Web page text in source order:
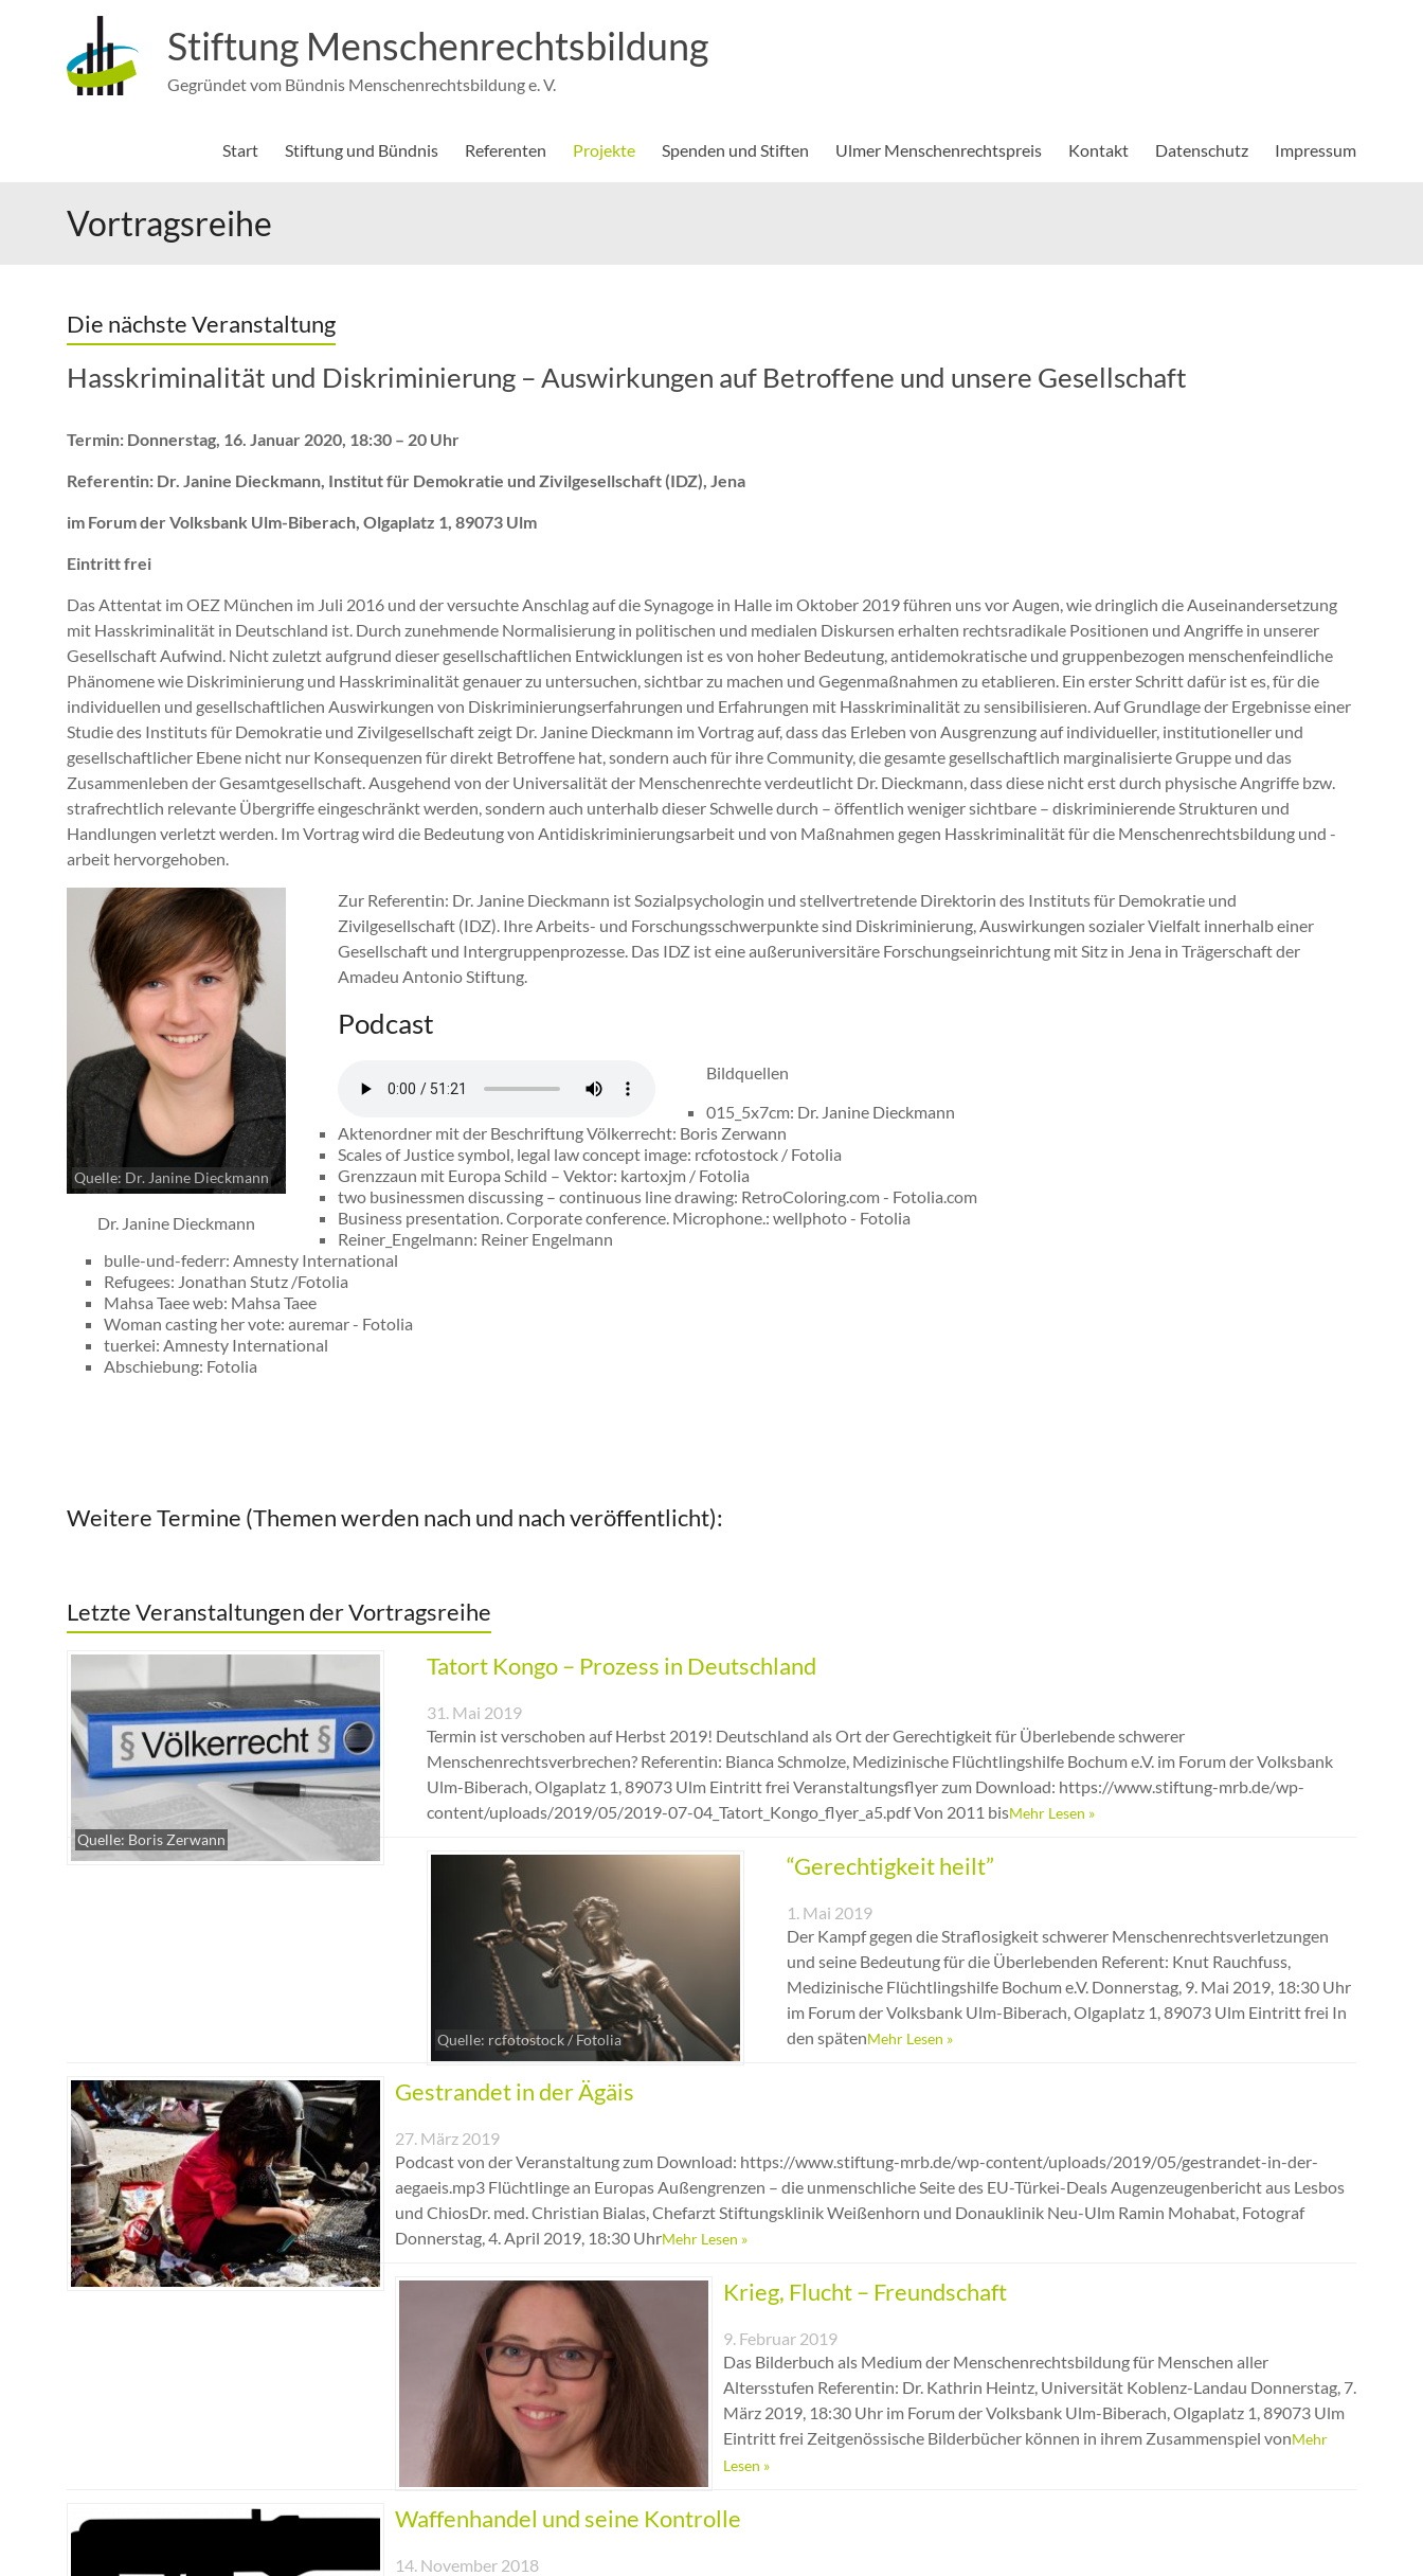
Stiftung Menschenrechtsbildung
Gegründet vom Bündnis Menschenrechtsbildung e. V.
Start Stiftung und Bündnis Referenten Projekte Spenden und Stiften Ulmer Menschenrechtspreis Kontakt Datenschutz Impressum
Vortragsreihe
Die nächste Veranstaltung
Hasskriminalität und Diskriminierung – Auswirkungen auf Betroffene und unsere Gesellschaft
Termin: Donnerstag, 16. Januar 2020, 18:30 – 20 Uhr
Referentin: Dr. Janine Dieckmann, Institut für Demokratie und Zivilgesellschaft (IDZ), Jena
im Forum der Volksbank Ulm-Biberach, Olgaplatz 1, 89073 Ulm
Eintritt frei
Das Attentat im OEZ München im Juli 2016 und der versuchte Anschlag auf die Synagoge in Halle im Oktober 2019 führen uns vor Augen, wie dringlich die Auseinandersetzung
mit Hasskriminalität in Deutschland ist. Durch zunehmende Normalisierung in politischen und medialen Diskursen erhalten rechtsradikale Positionen und Angriffe in unserer
Gesellschaft Aufwind. Nicht zuletzt aufgrund dieser gesellschaftlichen Entwicklungen ist es von hoher Bedeutung, antidemokratische und gruppenbezogen menschenfeindliche
Phänomene wie Diskriminierung und Hasskriminalität genauer zu untersuchen, sichtbar zu machen und Gegenmaßnahmen zu etablieren. Ein erster Schritt dafür ist es, für die
individuellen und gesellschaftlichen Auswirkungen von Diskriminierungserfahrungen und Erfahrungen mit Hasskriminalität zu sensibilisieren. Auf Grundlage der Ergebnisse einer
Studie des Instituts für Demokratie und Zivilgesellschaft zeigt Dr. Janine Dieckmann im Vortrag auf, dass das Erleben von Ausgrenzung auf individueller, institutioneller und
gesellschaftlicher Ebene nicht nur Konsequenzen für direkt Betroffene hat, sondern auch für ihre Community, die gesamte gesellschaftlich marginalisierte Gruppe und das
Zusammenleben der Gesamtgesellschaft. Ausgehend von der Universalität der Menschenrechte verdeutlicht Dr. Dieckmann, dass diese nicht erst durch physische Angriffe bzw.
strafrechtlich relevante Übergriffe eingeschränkt werden, sondern auch unterhalb dieser Schwelle durch – öffentlich weniger sichtbare – diskriminierende Strukturen und
Handlungen verletzt werden. Im Vortrag wird die Bedeutung von Antidiskriminierungsarbeit und von Maßnahmen gegen Hasskriminalität für die Menschenrechtsbildung und -
arbeit hervorgehoben.
Quelle: Dr. Janine Dieckmann
Dr. Janine Dieckmann
Zur Referentin: Dr. Janine Dieckmann ist Sozialpsychologin und stellvertretende Direktorin des Instituts für Demokratie und
Zivilgesellschaft (IDZ). Ihre Arbeits- und Forschungsschwerpunkte sind Diskriminierung, Auswirkungen sozialer Vielfalt innerhalb einer
Gesellschaft und Intergruppenprozesse. Das IDZ ist eine außeruniversitäre Forschungseinrichtung mit Sitz in Jena in Trägerschaft der
Amadeu Antonio Stiftung.
Podcast
Bildquellen
015_5x7cm: Dr. Janine Dieckmann
Aktenordner mit der Beschriftung Völkerrecht: Boris Zerwann
Scales of Justice symbol, legal law concept image: rcfotostock / Fotolia
Grenzzaun mit Europa Schild – Vektor: kartoxjm / Fotolia
two businessmen discussing – continuous line drawing: RetroColoring.com - Fotolia.com
Business presentation. Corporate conference. Microphone.: wellphoto - Fotolia
Reiner_Engelmann: Reiner Engelmann
bulle-und-federr: Amnesty International
Refugees: Jonathan Stutz /Fotolia
Mahsa Taee web: Mahsa Taee
Woman casting her vote: auremar - Fotolia
tuerkei: Amnesty International
Abschiebung: Fotolia
Weitere Termine (Themen werden nach und nach veröffentlicht):
Letzte Veranstaltungen der Vortragsreihe
Quelle: Boris Zerwann
Tatort Kongo – Prozess in Deutschland
31. Mai 2019
Termin ist verschoben auf Herbst 2019! Deutschland als Ort der Gerechtigkeit für Überlebende schwerer
Menschenrechtsverbrechen? Referentin: Bianca Schmolze, Medizinische Flüchtlingshilfe Bochum e.V. im Forum der Volksbank
Ulm-Biberach, Olgaplatz 1, 89073 Ulm Eintritt frei Veranstaltungsflyer zum Download: https://www.stiftung-mrb.de/wp-
content/uploads/2019/05/2019-07-04_Tatort_Kongo_flyer_a5.pdf Von 2011 bisMehr Lesen »
Quelle: rcfotostock / Fotolia
“Gerechtigkeit heilt”
1. Mai 2019
Der Kampf gegen die Straflosigkeit schwerer Menschenrechtsverletzungen
und seine Bedeutung für die Überlebenden Referent: Knut Rauchfuss,
Medizinische Flüchtlingshilfe Bochum e.V. Donnerstag, 9. Mai 2019, 18:30 Uhr
im Forum der Volksbank Ulm-Biberach, Olgaplatz 1, 89073 Ulm Eintritt frei In
den spätenMehr Lesen »
Gestrandet in der Ägäis
27. März 2019
Podcast von der Veranstaltung zum Download: https://www.stiftung-mrb.de/wp-content/uploads/2019/05/gestrandet-in-der-
aegaeis.mp3 Flüchtlinge an Europas Außengrenzen – die unmenschliche Seite des EU-Türkei-Deals Augenzeugenbericht aus Lesbos
und ChiosDr. med. Christian Bialas, Chefarzt Stiftungsklinik Weißenhorn und Donauklinik Neu-Ulm Ramin Mohabat, Fotograf
Donnerstag, 4. April 2019, 18:30 UhrMehr Lesen »
Krieg, Flucht – Freundschaft
9. Februar 2019
Das Bilderbuch als Medium der Menschenrechtsbildung für Menschen aller
Altersstufen Referentin: Dr. Kathrin Heintz, Universität Koblenz-Landau Donnerstag, 7.
März 2019, 18:30 Uhr im Forum der Volksbank Ulm-Biberach, Olgaplatz 1, 89073 Ulm
Eintritt frei Zeitgenössische Bilderbücher können in ihrem Zusammenspiel vonMehr
Lesen »
Waffenhandel und seine Kontrolle
14. November 2018